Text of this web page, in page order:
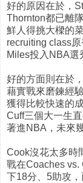
好的原因在於，
Thornton都已離
鮮人得挑大樑的
recruiting class
Miles投入NBA選
好的方面則在於
藉實戰來磨鍊經
獲得比較快速的
Cuff三個大一生
著進NBA，未來
Cook沒花太多時
戰在Coaches vs.
下18分、5助攻